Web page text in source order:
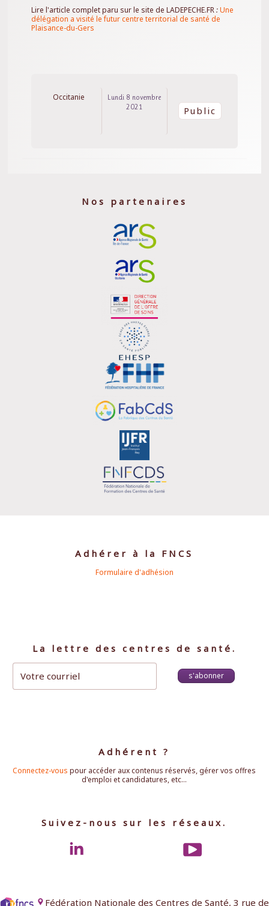
Lire l'article complet paru sur le site de LADEPECHE.FR:Une
délégation a visité le futur centre territorial de santé de
Plaisance-du-Gers
Occitanie
Lundi 8 novembre
2021
Public
Nos partenaires
Adhérer à la FNCS
Formulaire d'adhésion
La lettre des centres de santé.
s'abonner
Adhérent ?
Connectez-vous pour accéder aux contenus réservés, gérer vos offres
d'emploi et candidatures, etc...
Suivez-nous sur les réseaux.
Fédération Nationale des Centres de Santé, 3 rue de